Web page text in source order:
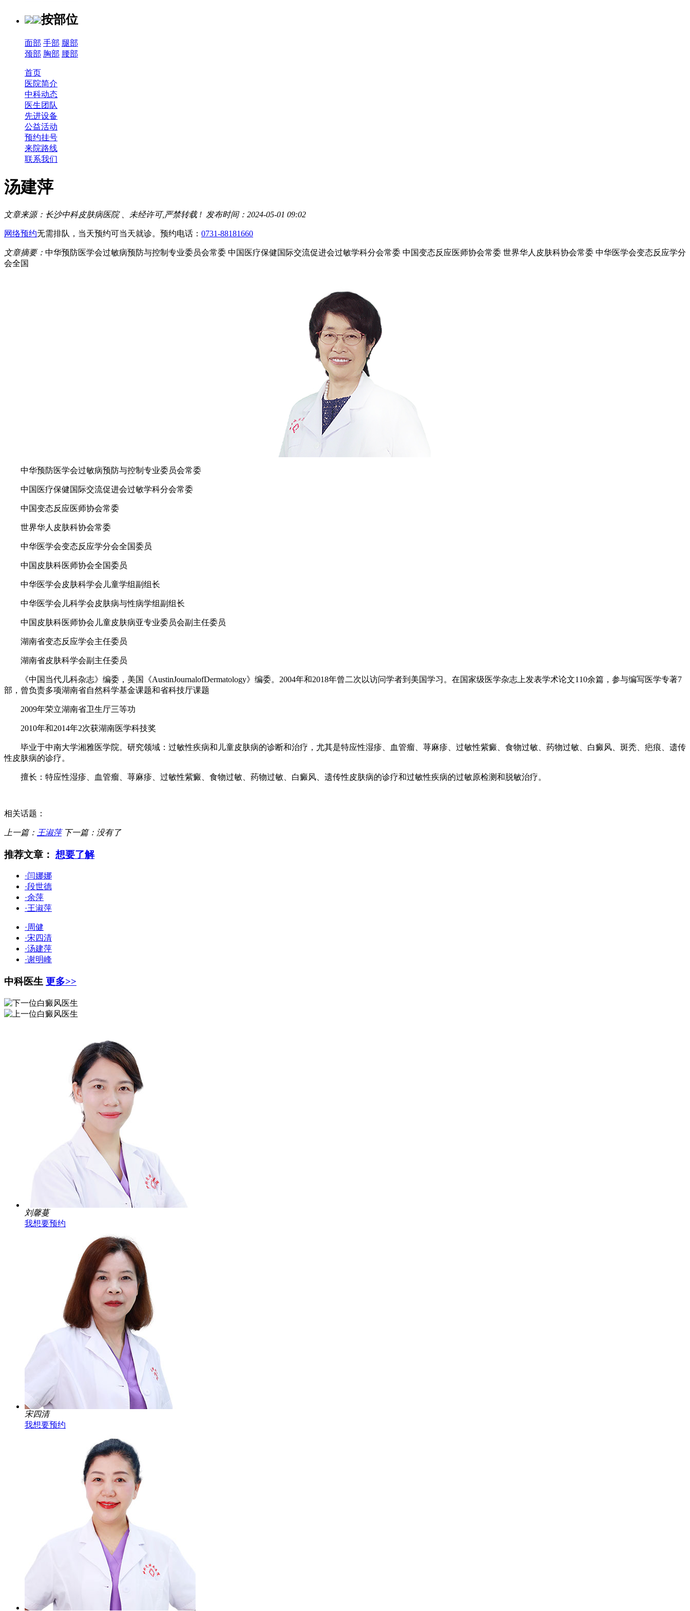
按部位
面部 手部 腿部
颈部 胸部 腰部
首页
医院简介
中科动态
医生团队
先进设备
公益活动
预约挂号
来院路线
联系我们
汤建萍
文章来源：长沙中科皮肤病医院 、未经许可,严禁转载 ! 发布时间：2024-05-01 09:02
网络预约无需排队，当天预约可当天就诊。预约电话： 0731-88181660
文章摘要： 中华预防医学会过敏病预防与控制专业委员会常委 中国医疗保健国际交流促进会过敏学科分会常委 中国变态反应医师协会常委 世界华人皮肤科协会常委 中华医学会变态反应学分
会全国
中华预防医学会过敏病预防与控制专业委员会常委
中国医疗保健国际交流促进会过敏学科分会常委
中国变态反应医师协会常委
世界华人皮肤科协会常委
中华医学会变态反应学分会全国委员
中国皮肤科医师协会全国委员
中华医学会皮肤科学会儿童学组副组长
中华医学会儿科学会皮肤病与性病学组副组长
中国皮肤科医师协会儿童皮肤病亚专业委员会副主任委员
湖南省变态反应学会主任委员
湖南省皮肤科学会副主任委员
《中国当代儿科杂志》编委，美国《AustinJournalofDermatology》编委。2004年和2018年曾二次以访问学者到美国学习。在国家级医学杂志上发表学术论文110余篇，参与编写医学专著7
部，曾负责多项湖南省自然科学基金课题和省科技厅课题
2009年荣立湖南省卫生厅三等功
2010年和2014年2次获湖南医学科技奖
毕业于中南大学湘雅医学院。研究领域：过敏性疾病和儿童皮肤病的诊断和治疗，尤其是特应性湿疹、血管瘤、荨麻疹、过敏性紫癜、食物过敏、药物过敏、白癜风、斑秃、疤痕、遗传
性皮肤病的诊疗。
擅长：特应性湿疹、血管瘤、荨麻疹、过敏性紫癜、食物过敏、药物过敏、白癜风、遗传性皮肤病的诊疗和过敏性疾病的过敏原检测和脱敏治疗。
相关话题：
上一篇： 王淑萍 下一篇：没有了
推荐文章： 想要了解
·闫娜娜
·段世德
·余萍
·王淑萍
·周健
·宋四清
·汤建萍
·谢明峰
中科医生 更多>>
刘馨蔓
我想要预约
宋四清
我想要预约